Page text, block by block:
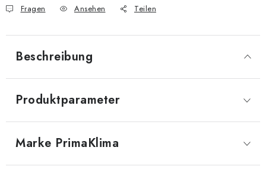
Fragen Ansehen Teilen
Beschreibung
Produktparameter
Marke PrimaKlima